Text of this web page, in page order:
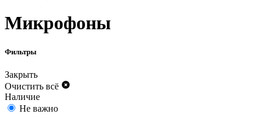
Микрофоны
Фильтры
Закрыть
Очистить всё
Наличие
Не важно